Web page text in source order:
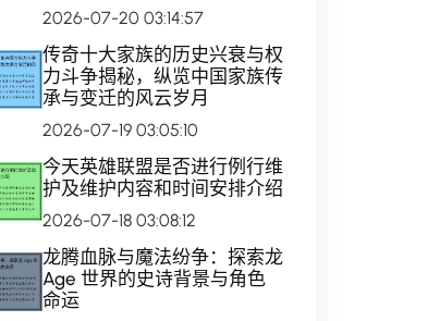
2026-07-20 03:14:57
传奇十大家族的历史兴衰与权
力斗争揭秘，纵览中国家族传
承与变迁的风云岁月
2026-07-19 03:05:10
今天英雄联盟是否进行例行维
护及维护内容和时间安排介绍
2026-07-18 03:08:12
龙腾血脉与魔法纷争：探索龙
Age 世界的史诗背景与角色
命运